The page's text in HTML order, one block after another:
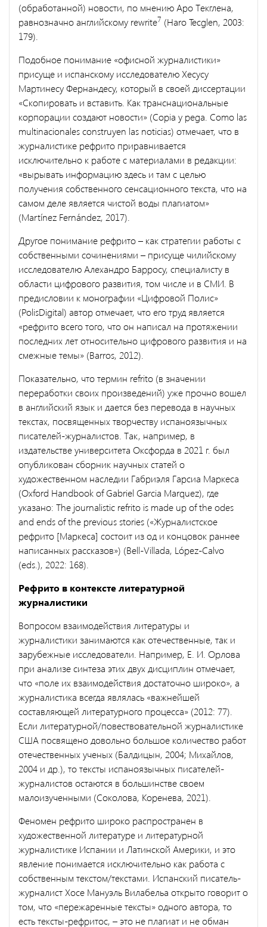
(обработанной) новости, по мнению Аро Текглена,
равнозначно английскому rewrite7 (Haro Tecglen, 2003:
179).
Подобное понимание «офисной журналистики»
присуще и испанскому исследователю Хесусу
Мартинесу Фернандесу, который в своей диссертации
«Скопировать и вставить. Как транснациональные
корпорации создают новости» (Copia y pega. Como las
multinacionales construyen las noticias) отмечает, что в
журналистике рефрито приравнивается
исключительно к работе с материалами в редакции:
«вырывать информацию здесь и там с целью
получения собственного сенсационного текста, что на
самом деле является чистой воды плагиатом»
(Martínez Fernández, 2017).
Другое понимание рефрито – как стратегии работы с
собственными сочинениями – присуще чилийскому
исследователю Алехандро Барросу, специалисту в
области цифрового развития, том числе и в СМИ. В
предисловии к монографии «Цифровой Полис»
(PolisDigital) автор отмечает, что его труд является
«рефрито всего того, что он написал на протяжении
последних лет относительно цифрового развития и на
смежные темы» (Barros, 2012).
Показательно, что термин refrito (в значении
переработки своих произведений) уже прочно вошел
в английский язык и дается без перевода в научных
текстах, посвященных творчеству испаноязычных
писателей-журналистов. Так, например, в
издательстве университета Оксфорда в 2021 г. был
опубликован сборник научных статей о
художественном наследии Габриэля Гарсиа Маркеса
(Oxford Handbook of Gabriel Garcia Marquez), где
указано: The journalistic refrito is made up of the odes
and ends of the previous stories («Журналистское
рефрито [Маркеса] состоит из од и концовок раннее
написанных рассказов») (Bell-Villada, López-Calvo
(eds.), 2022: 168).
Рефрито в контексте литературной
журналистики
Вопросом взаимодействия литературы и
журналистики занимаются как отечественные, так и
зарубежные исследователи. Например, Е. И. Орлова
при анализе синтеза этих двух дисциплин отмечает,
что «поле их взаимодействия достаточно широко», а
журналистика всегда являлась «важнейшей
составляющей литературного процесса» (2012: 77).
Если литературной/повествовательной журналистике
США посвящено довольно большое количество работ
отечественных ученых (Балдицын, 2004; Михайлов,
2004 и др.), то тексты испаноязычных писателей-
журналистов остаются в большинстве своем
малоизученными (Соколова, Коренева, 2021).
Феномен рефрито широко распространен в
художественной литературе и литературной
журналистике Испании и Латинской Америки, и это
явление понимается исключительно как работа с
собственным текстом/текстами. Испанский писатель-
журналист Хосе Мануэль Вилабельа открыто говорит о
том, что «пережаренные тексты» одного автора, то
есть тексты-рефритос, – это не плагиат и не обман